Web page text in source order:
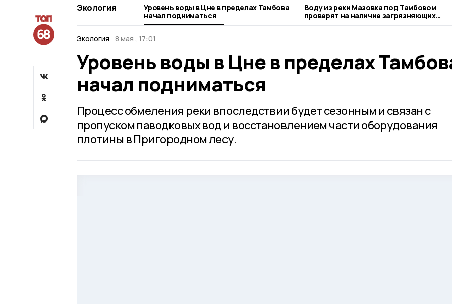
Экология
Уровень воды в Цне в пределах Тамбова
начал подниматься
Воду из реки Мазовка под Тамбовом
проверят на наличие загрязняющих
веществ
Экология
8 мая , 17:01
Уровень воды в Цне в пределах
начал подниматься
Процесс обмеления реки впоследствии будет сезонным и связан с
пропуском паводковых вод и восстановлением части оборудования
плотины в Пригородном лесу.